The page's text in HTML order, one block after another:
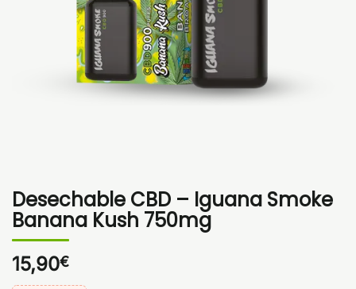
Desechable CBD – Iguana Smoke
Banana Kush 750mg
15,90€